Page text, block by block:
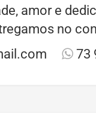
amor e
no
73